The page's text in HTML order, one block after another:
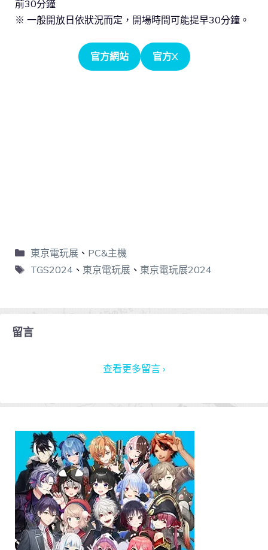
前30分鐘
※ 一般開放日依狀況而定，開場時間可能提早30分鐘。
官方網站 官方X
東京電玩展、 PC&主機
TGS2024 、 東京電玩展、 東京電玩展2024
留言
查看更多留言 ›